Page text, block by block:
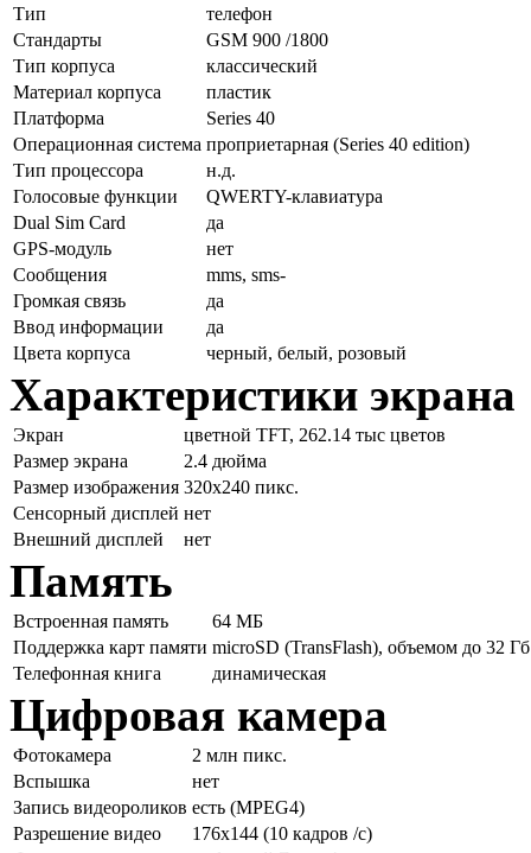
Тип
телефон
Стандарты
GSM 900 /1800
Тип корпуса
классический
Материал корпуса
пластик
Платформа
Series 40
Операционная система проприетарная (Series 40 edition)
Тип процессора
н.д.
Голосовые функции
QWERTY-клавиатура
Dual Sim Card
да
GPS-модуль
нет
Сообщения
mms, sms-
Громкая связь
да
Ввод информации
да
Цвета корпуса
черный, белый, розовый
Характеристики экрана
Экран
цветной TFT, 262.14 тыс цветов
Размер экрана
2.4 дюйма
Размер изображения 320x240 пикс.
Сенсорный дисплей нет
Внешний дисплей
нет
Память
Встроенная память
64 МБ
Поддержка карт памяти microSD (TransFlash), объемом до 32 Гб
Телефонная книга
динамическая
Цифровая камера
Фотокамера
2 млн пикс.
Вспышка
нет
Запись видеороликов есть (MPEG4)
Разрешение видео
176x144 (10 кадров /с)